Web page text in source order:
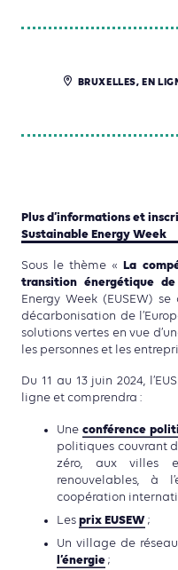
BRUXELLES, EN
Plus d’informations et
Sustainable Energy Week
Sous le thème « La
transition énergétique de
Energy Week (EUSEW)
décarbonisation de
solutions vertes en vue
les personnes et les
Du 11 au 13 juin 2024,
ligne et comprendra :
Une conférence
politiques couvrant
zéro, aux villes
renouvelables, à
coopération
Les prix EUSEW ;
Un village de
l’énergie ;